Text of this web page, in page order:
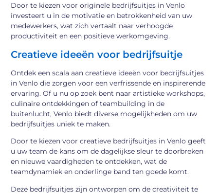
Door te kiezen voor originele bedrijfsuitjes in Venlo
investeert u in de motivatie en betrokkenheid van uw
medewerkers, wat zich vertaalt naar verhoogde
productiviteit en een positieve werkomgeving.
Creatieve ideeën voor bedrijfsuitje
Ontdek een scala aan creatieve ideeën voor bedrijfsuitjes
in Venlo die zorgen voor een verfrissende en inspirerende
ervaring. Of u nu op zoek bent naar artistieke workshops,
culinaire ontdekkingen of teambuilding in de
buitenlucht, Venlo biedt diverse mogelijkheden om uw
bedrijfsuitjes uniek te maken.
Door te kiezen voor creatieve bedrijfsuitjes in Venlo geeft
u uw team de kans om de dagelijkse sleur te doorbreken
en nieuwe vaardigheden te ontdekken, wat de
teamdynamiek en onderlinge band ten goede komt.
Deze bedrijfsuitjes zijn ontworpen om de creativiteit te